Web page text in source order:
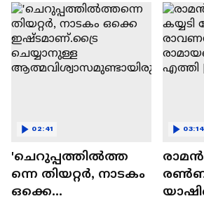
'ചെറുപ്പത്തിൽത്ത
ന്നെ തിയറ്റർ, നാടകം
ഒക്കെ
02:41 03:14